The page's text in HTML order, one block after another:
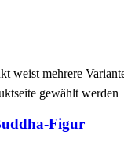
weist mehrere
gewählt werden
Figur